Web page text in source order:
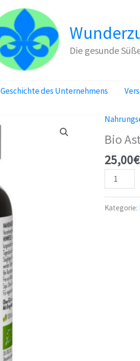
Die gesunde
Geschichte des Unternehmens
Bio
25,00€
Bio
Kategorie: